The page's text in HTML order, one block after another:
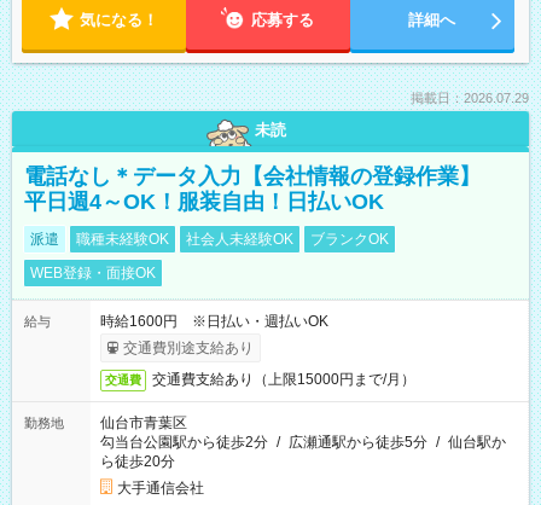
気になる！ 応募する 詳細へ
掲載日：2026.07.29
未読
電話なし＊データ入力【会社情報の登録作業】
平日週4～OK！服装自由！日払いOK
派遣 職種未経験OK 社会人未経験OK
ブランクOK
WEB登録・面接OK
給与
時給1600円 ※日払い・週払いOK
交通費別途支給あり
交通費 交通費支給あり（上限15000円まで/月）
勤務地
仙台市青葉区
勾当台公園駅から徒歩2分 / 広瀬通駅から徒歩5分 / 仙台駅か
ら徒歩20分
大手通信会社